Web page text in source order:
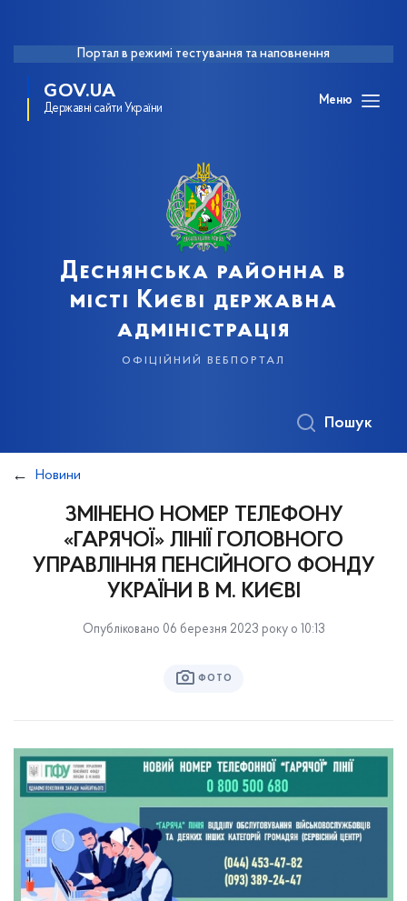
Портал в режимі тестування та наповнення
GOV.UA
Державні сайти України
Меню
Деснянська районна в
місті Києві державна
адміністрація
офіційний вебпортал
Пошук
Новини
ЗМІНЕНО НОМЕР ТЕЛЕФОНУ
«ГАРЯЧОЇ» ЛІНІЇ ГОЛОВНОГО
УПРАВЛІННЯ ПЕНСІЙНОГО ФОНДУ
УКРАЇНИ В М. КИЄВІ
Опубліковано 06 березня 2023 року о 10:13
ФОТО